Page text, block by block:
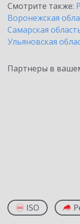
Смотрите также:
Воронежская
Самарская
Ульяновская
Партнеры в
ISO